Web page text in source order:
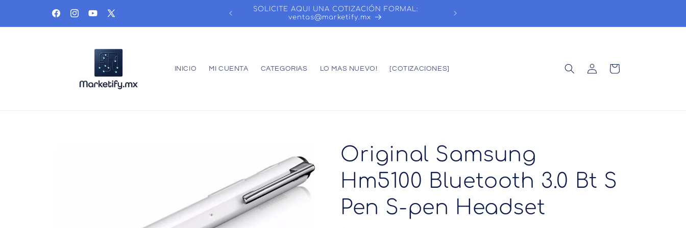
directamente
FacebookInstagramYouTube
X
SOLICITE AQUI UNA COTIZACIÓN FORMAL:
ventas@marketify.mx
INICIO MI CUENTA CATEGORIAS LO MAS NUEVO! [COTIZACIONES]
sesión
Carrito
Original Samsung
Hm5100 Bluetooth 3.0 Bt S
Pen S-pen Headset